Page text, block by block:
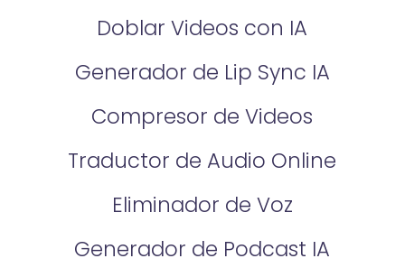
Doblar Videos con IA
Generador de Lip Sync IA
Compresor de Videos
Traductor de Audio Online
Eliminador de Voz
Generador de Podcast IA